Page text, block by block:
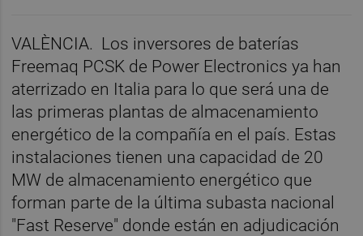
VALÈNCIA. Los inversores de baterías
Freemaq PCSK de Power Electronics ya han
aterrizado en Italia para lo que será una de
las primeras plantas de almacenamiento
energético de la compañía en el país. Estas
instalaciones tienen una capacidad de 20
MW de almacenamiento energético que
forman parte de la última subasta nacional
"Fast Reserve" donde están en adjudicación